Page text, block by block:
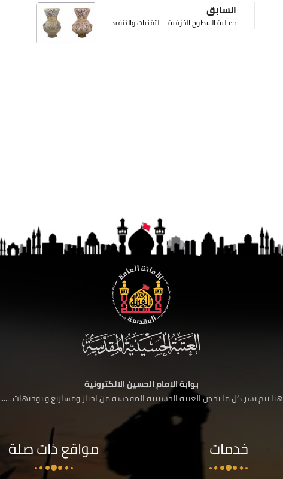
السابق
جمالية السطوح الخزفية .. التقنيات والتنفيذ
بوابة الامام الحسين الالكترونية
هنا يتم نشر كل ما يخص العتبة الحسينية المقدسة من اخبار ومشاريع و توجيهات ......
خدمات مواقع ذات صلة